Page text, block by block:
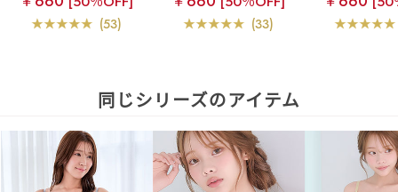
(53) (33)
同じシリーズのアイテム